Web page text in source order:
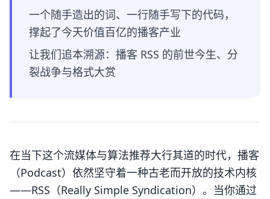
一个随手造出的词、一行随手写下的代码，
撑起了今天价值百亿的播客产业
让我们追本溯源：播客 RSS 的前世今生、分
裂战争与格式大赏
在当下这个流媒体与算法推荐大行其道的时代，播客
（Podcast）依然坚守着一种古老而开放的技术内核
——RSS（Really Simple Syndication）。当你通过